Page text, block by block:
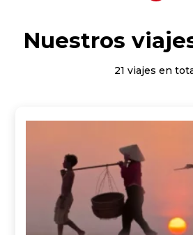
Nuestros
21 viajes en